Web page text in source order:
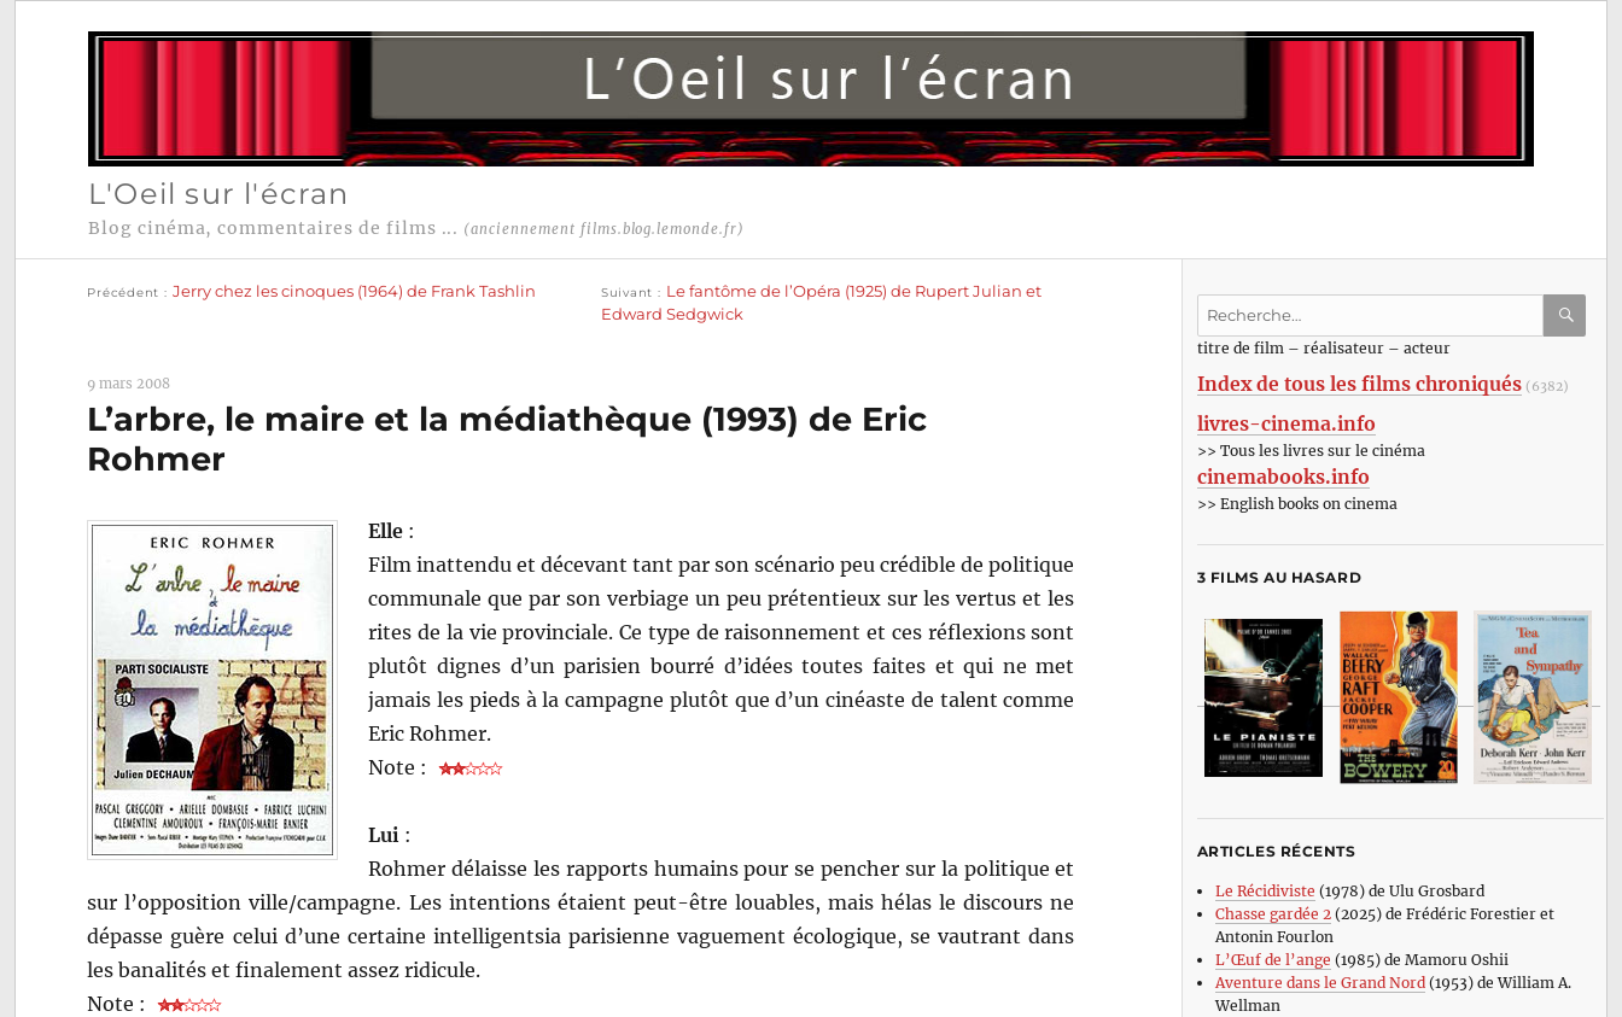
L'Oeil sur l'écran
Blog cinéma, commentaires de films ... (anciennement films.blog.lemonde.fr)
Navigation
Précédent Jerry chez les cinoques (1964) de Frank Tashlin Suivant
Le fantôme de l’Opéra (1925) de Rupert Julian et
Edward Sedgwick
9 mars 2008
L’arbre, le maire et la médiathèque (1993) de Eric
Rohmer
Elle :
Film inattendu et décevant tant par son scénario peu crédible de politique
communale que par son verbiage un peu prétentieux sur les vertus et les
rites de la vie provinciale. Ce type de raisonnement et ces réflexions sont
plutôt dignes d’un parisien bourré d’idées toutes faites et qui ne met
jamais les pieds à la campagne plutôt que d’un cinéaste de talent comme
Eric Rohmer.
Note :
Lui :
Rohmer délaisse les rapports humains pour se pencher sur la politique et
sur l’opposition ville/campagne. Les intentions étaient peut-être louables, mais hélas le discours ne
dépasse guère celui d’une certaine intelligentsia parisienne vaguement écologique, se vautrant dans
les banalités et finalement assez ridicule.
Note :
Recherche
:titre de film – réalisateur – acteur
Index de tous les films chroniqués (6382)
livres-cinema.info
>> Tous les livres sur le cinéma
cinemabooks.info
>> English books on cinema
3 FILMS AU HASARD
ARTICLES RÉCENTS
Le Récidiviste (1978) de Ulu Grosbard
Chasse gardée 2(2025) de Frédéric Forestier et
Antonin Fourlon
L’Œuf de l’ange (1985) de Mamoru Oshii
Aventure dans le Grand Nord(1953) de William A.
Wellman